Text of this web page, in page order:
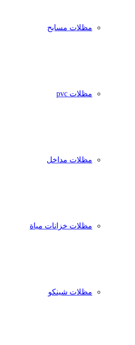
مظلات مسابح
مظلات pvc
مظلات مداخل
مظلات خزانات مياة
مظلات شينكو